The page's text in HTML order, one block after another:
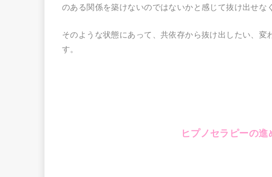
のある関係を築けないのではないかと感じて抜け出せな
そのような状態にあって、共依存から抜け出したい、
す。
ヒプノセラピーの進